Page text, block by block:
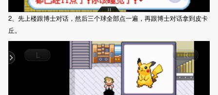
2、先上楼跟博士对话，然后三个球全部点一遍，再跟博士对话拿到皮卡
丘。